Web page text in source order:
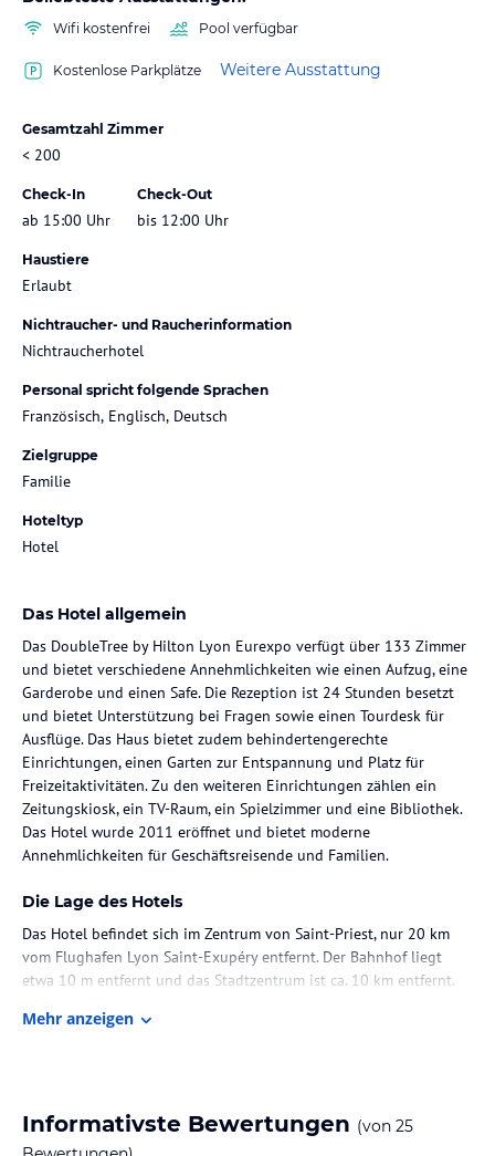
Wifi kostenfrei Pool verfügbar
Kostenlose Parkplätze Weitere Ausstattung
Gesamtzahl Zimmer
< 200
Check-In
ab 15:00 Uhr
Check-Out
bis 12:00 Uhr
Haustiere
Erlaubt
Nichtraucher- und Raucherinformation
Nichtraucherhotel
Personal spricht folgende Sprachen
Französisch, Englisch, Deutsch
Zielgruppe
Familie
Hoteltyp
Hotel
Das Hotel allgemein
Das DoubleTree by Hilton Lyon Eurexpo verfügt über 133 Zimmer
und bietet verschiedene Annehmlichkeiten wie einen Aufzug, eine
Garderobe und einen Safe. Die Rezeption ist 24 Stunden besetzt
und bietet Unterstützung bei Fragen sowie einen Tourdesk für
Ausflüge. Das Haus bietet zudem behindertengerechte
Einrichtungen, einen Garten zur Entspannung und Platz für
Freizeitaktivitäten. Zu den weiteren Einrichtungen zählen ein
Zeitungskiosk, ein TV-Raum, ein Spielzimmer und eine Bibliothek.
Das Hotel wurde 2011 eröffnet und bietet moderne
Annehmlichkeiten für Geschäftsreisende und Familien.
Die Lage des Hotels
Das Hotel befindet sich im Zentrum von Saint-Priest, nur 20 km
vom Flughafen Lyon Saint-Exupéry entfernt. Der Bahnhof liegt
etwa 10 m entfernt und das Stadtzentrum ist ca. 10 km entfernt.
und wichtiger Verkehrsanbindungen.
WLAN ausgestattet. Zur Grundausstattung gehören ein Flachbild-
TV, ein Telefon, ein Safe sowie ein Badezimmer mit Dusche,
Mehr anzeigen
Informativste Bewertungen (von 25